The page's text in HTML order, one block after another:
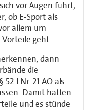
vor Augen führt,
ob E-Sport als
allem um
geht.
dann
die
I Nr. 21 AO als
Damit hätten
und es stünde